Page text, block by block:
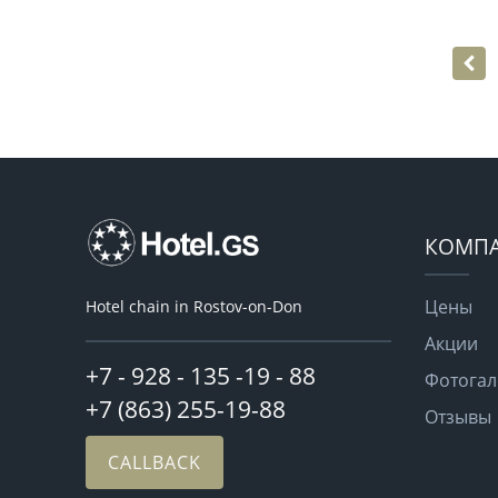
Hotel chain in Rostov-on-Don
+7 - 928 - 135 -19 - 88
+7 (863) 255-19-88
CALLBACK
Цены
Акции
Отзывы